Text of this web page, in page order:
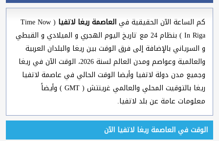
كم الساعة الآن الحقيقية فيالعاصمة ريغا لاتفيا
( Time Now
In Riga ) بنظام 24 مع تاريخ اليوم الهجري و الميلادي و القبطي
و السرياني بالإضافة إلى فرق الوقت بين ريغا والبلدان العربية
والعالمية وعواصم ومدن العالم لسنة 2026، الوقت الآن في ريغا
وجميع مدن دولة لاتفيا وأيضا الوقت الحالي في عاصمة لاتفيا
ريغا بالتوقيت المحلي والعالمي غرينتش ( GMT ) وأيضاً
معلومات عامة عن بلد لاتفيا.
الوقت في العاصمة ريغا لاتفيا الآن